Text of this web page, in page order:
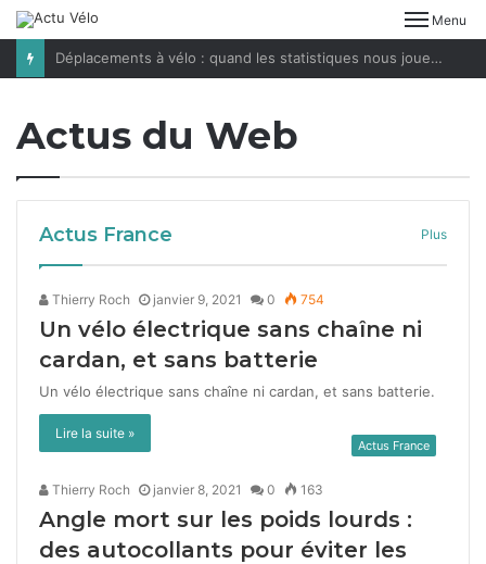
Menu
Déplacements à vélo : quand les statistiques nous jouent des tours
Actus du Web
Actus France Plus
Thierry Roch janvier 9, 2021 0 754
Un vélo électrique sans chaîne ni
cardan, et sans batterie
Un vélo élec­trique sans chaîne ni car­dan, et sans bat­terie.
Lire la suite »
Actus France
Thierry Roch janvier 8, 2021 0 163
Angle mort sur les poids lourds :
des autocollants pour éviter les